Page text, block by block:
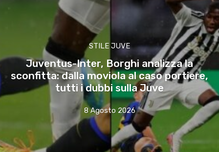
STILE JUVE
Juventus-Inter, Borghi analizza la
sconfitta: dalla moviola al caso portiere,
tutti i dubbi sulla Juve
8 Agosto 2026